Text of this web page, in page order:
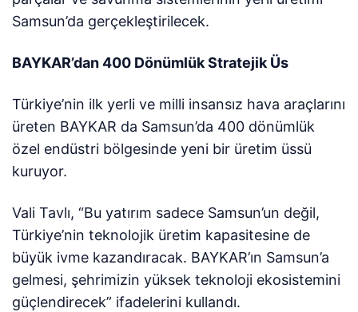
Samsun’da gerçekleştirilecek.
BAYKAR’dan 400 Dönümlük Stratejik Üs
Türkiye’nin ilk yerli ve milli insansız hava araçlarını
üreten BAYKAR da Samsun’da 400 dönümlük
özel endüstri bölgesinde yeni bir üretim üssü
kuruyor.
Vali Tavlı, “Bu yatırım sadece Samsun’un değil,
Türkiye’nin teknolojik üretim kapasitesine de
büyük ivme kazandıracak. BAYKAR’ın Samsun’a
gelmesi, şehrimizin yüksek teknoloji ekosistemini
güçlendirecek” ifadelerini kullandı.